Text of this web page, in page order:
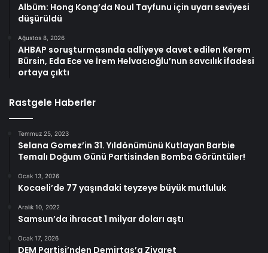
Albüm: Hong Kong’da Noul Tayfunu için uyarı seviyesi
düşürüldü
Ağustos 8, 2026
AHBAP soruşturmasında adliyeye davet edilen Kerem
Bürsin, Eda Ece ve İrem Helvacıoğlu’nun savcılık ifadesi
ortaya çıktı
Rastgele Haberler
Temmuz 25, 2023
Selana Gomez’in 31. Yıldönümünü Kutlayan Barbie
Temalı Doğum Günü Partisinden Bomba Görüntüler!
Ocak 13, 2026
Kocaeli’de 77 yaşındaki teyzeye büyük mutluluk
Aralık 10, 2022
Samsun’da ihracat 1 milyar doları aştı
Ocak 17, 2026
DEM Partisi’nden Demirtaş’a Ziyaret